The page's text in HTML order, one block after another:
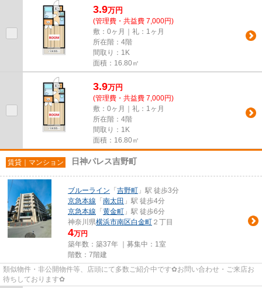
3.9万円
(管理費・共益費 7,000円)
敷：0ヶ月｜礼：1ヶ月
所在階：4階
間取り：1K
面積：16.80㎡
3.9万円
(管理費・共益費 7,000円)
敷：0ヶ月｜礼：1ヶ月
所在階：4階
間取り：1K
面積：16.80㎡
賃貸｜マンション 日神パレス吉野町
ブルーライン 「 吉野町 」駅 徒歩3分
京急本線 「 南太田 」駅 徒歩4分
京急本線 「 黄金町 」駅 徒歩6分
神奈川県横浜市南区白金町 ２丁目
4万円
築年数：築37年 ｜募集中： 1室
階数：7階建
類似物件・非公開物件等、店頭にて多数ご紹介中です✿お問い合わせ・ご来店お
待ちしております✿